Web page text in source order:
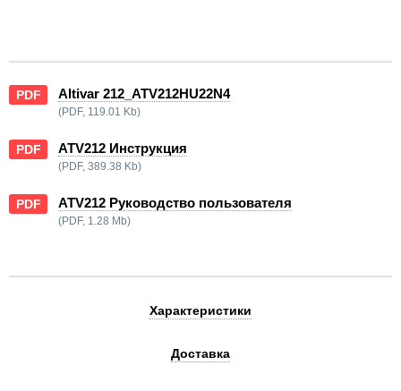
PDF Altivar 212_ATV212HU22N4
(PDF, 119.01 Kb)
PDF ATV212 Инструкция
(PDF, 389.38 Kb)
PDF ATV212 Руководство пользователя
(PDF, 1.28 Mb)
Характеристики
Доставка